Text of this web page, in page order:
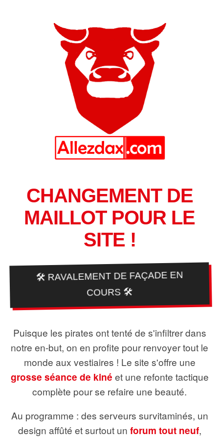
CHANGEMENT DE
MAILLOT POUR LE
SITE !
🛠️ RAVALEMENT DE FAÇADE EN
COURS 🛠️
Puisque les pirates ont tenté de s'infiltrer dans
notre en-but, on en profite pour renvoyer tout le
monde aux vestiaires ! Le site s'offre une
grosse séance de kiné et une refonte tactique
complète pour se refaire une beauté.
Au programme : des serveurs survitaminés, un
design affûté et surtout un forum tout neuf,